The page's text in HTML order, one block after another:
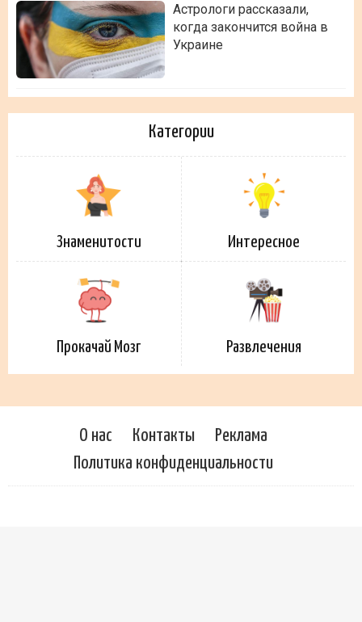
Астрологи рассказали,
когда закончится война в
Украине
Категории
Знаменитости Интересное
Прокачай Мозг Развлечения
О нас Контакты
Реклама
Политика конфиденциальности